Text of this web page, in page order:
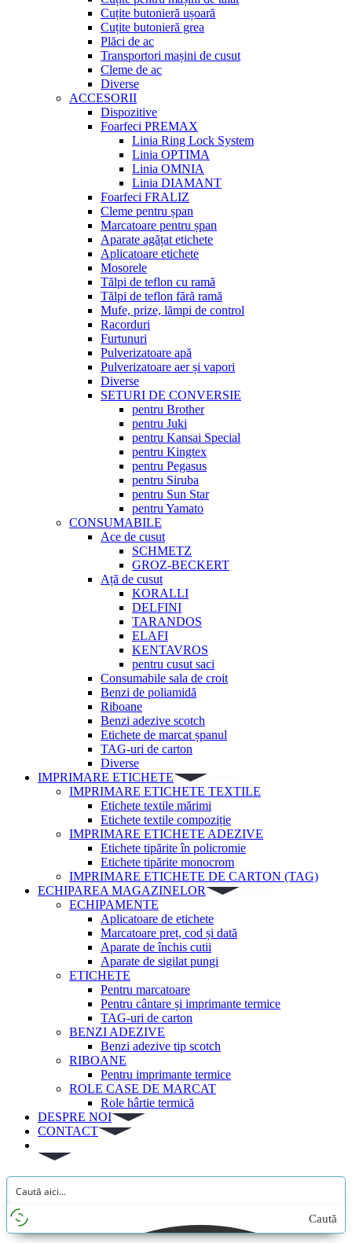
Cuțite butonieră ușoară
Cuțite butonieră grea
Plăci de ac
Transportori mașini de cusut
Cleme de ac
Diverse
ACCESORII
Dispozitive
Foarfeci PREMAX
Linia Ring Lock System
Linia OPTIMA
Linia OMNIA
Linia DIAMANT
Foarfeci FRALIZ
Cleme pentru șpan
Marcatoare pentru șpan
Aparate agățat etichete
Aplicatoare etichete
Mosorele
Tălpi de teflon cu ramă
Tălpi de teflon fără ramă
Mufe, prize, lămpi de control
Racorduri
Furtunuri
Pulverizatoare apă
Pulverizatoare aer și vapori
Diverse
SETURI DE CONVERSIE
pentru Brother
pentru Juki
pentru Kansai Special
pentru Kingtex
pentru Pegasus
pentru Siruba
pentru Sun Star
pentru Yamato
CONSUMABILE
Ace de cusut
SCHMETZ
GROZ-BECKERT
Ață de cusut
KORALLI
DELFINI
TARANDOS
ELAFI
KENTAVROS
pentru cusut saci
Consumabile sala de croit
Benzi de poliamidă
Riboane
Benzi adezive scotch
Etichete de marcat șpanul
TAG-uri de carton
Diverse
IMPRIMARE ETICHETE
IMPRIMARE ETICHETE TEXTILE
Etichete textile mărimi
Etichete textile compoziție
IMPRIMARE ETICHETE ADEZIVE
Etichete tipărite în policromie
Etichete tipărite monocrom
IMPRIMARE ETICHETE DE CARTON (TAG)
ECHIPAREA MAGAZINELOR
ECHIPAMENTE
Aplicatoare de etichete
Marcatoare preț, cod și dată
Aparate de închis cutii
Aparate de sigilat pungi
ETICHETE
Pentru marcatoare
Pentru cântare și imprimante termice
TAG-uri de carton
BENZI ADEZIVE
Benzi adezive tip scotch
RIBOANE
Pentru imprimante termice
ROLE CASE DE MARCAT
Role hârtie termică
DESPRE NOI
CONTACT
Caută